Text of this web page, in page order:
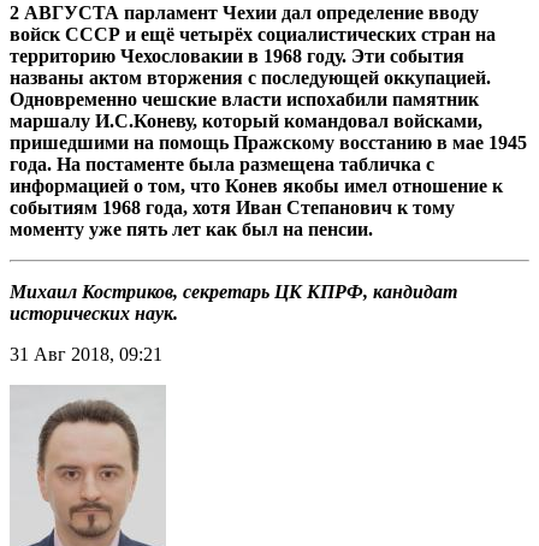
2 АВГУСТА парламент Чехии дал определение вводу
войск СССР и ещё четырёх социалистических стран на
территорию Чехословакии в 1968 году. Эти события
названы актом вторжения с последующей оккупацией.
Одновременно чешские власти испохабили памятник
маршалу И.С.Коневу, который командовал войсками,
пришедшими на помощь Пражскому восстанию в мае 1945
года. На постаменте была размещена табличка с
информацией о том, что Конев якобы имел отношение к
событиям 1968 года, хотя Иван Степанович к тому
моменту уже пять лет как был на пенсии.
Михаил Костриков, секретарь ЦК КПРФ, кандидат
исторических наук.
31 Авг 2018, 09:21